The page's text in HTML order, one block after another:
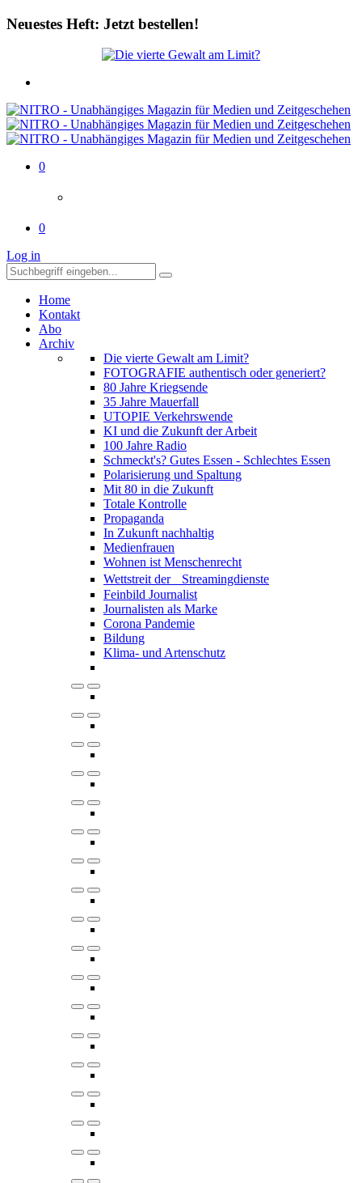
Neuestes Heft: Jetzt bestellen!
0
0
Log in
Home
Kontakt
Abo
Archiv
Die vierte Gewalt am Limit?
FOTOGRAFIE authentisch oder generiert?
80 Jahre Kriegsende
35 Jahre Mauerfall
UTOPIE Verkehrswende
KI und die Zukunft der Arbeit
100 Jahre Radio
Schmeckt's? Gutes Essen - Schlechtes Essen
Polarisierung und Spaltung
Mit 80 in die Zukunft
Totale Kontrolle
Propaganda
In Zukunft nachhaltig
Medienfrauen
Wohnen ist Menschenrecht
Wettstreit der Streamingdienste
Feinbild Journalist
Journalisten als Marke
Corona Pandemie
Bildung
Klima- und Artenschutz